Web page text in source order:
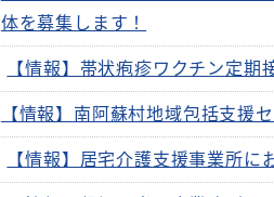
体を募集します！
【情報】帯状疱疹ワクチン定期
【情報】南阿蘇村地域包括支援
【情報】居宅介護支援事業所